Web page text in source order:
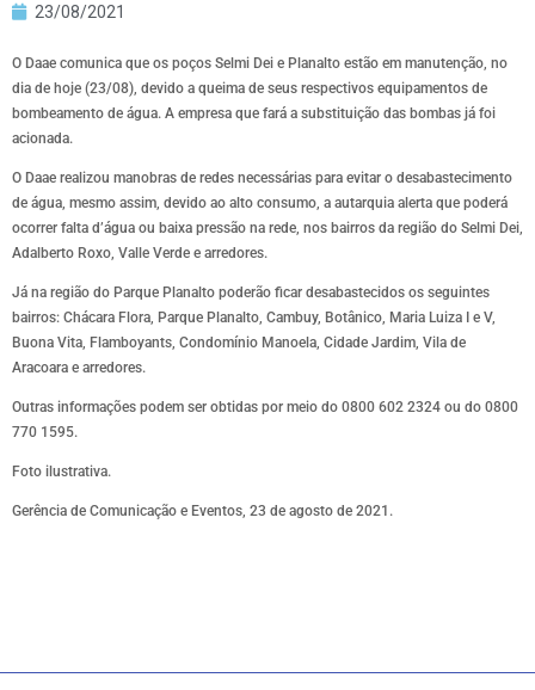
23/08/2021
O Daae comunica que os poços Selmi Dei e Planalto estão em manutenção, no
dia de hoje (23/08), devido a queima de seus respectivos equipamentos de
bombeamento de água. A empresa que fará a substituição das bombas já foi
acionada.
O Daae realizou manobras de redes necessárias para evitar o desabastecimento
de água, mesmo assim, devido ao alto consumo, a autarquia alerta que poderá
ocorrer falta d’água ou baixa pressão na rede, nos bairros da região do Selmi Dei,
Adalberto Roxo, Valle Verde e arredores.
Já na região do Parque Planalto poderão ficar desabastecidos os seguintes
bairros: Chácara Flora, Parque Planalto, Cambuy, Botânico, Maria Luiza I e V,
Buona Vita, Flamboyants, Condomínio Manoela, Cidade Jardim, Vila de
Aracoara e arredores.
Outras informações podem ser obtidas por meio do 0800 602 2324 ou do 0800
770 1595.
Foto ilustrativa.
Gerência de Comunicação e Eventos, 23 de agosto de 2021.